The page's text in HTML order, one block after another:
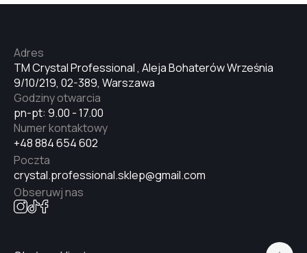
№6
№5
TM Crystal Professional , Aleja Bohaterów Września
9/10/219, 02-389, Warszawa
Adres
pn-pt: 9.00 - 17.00
Godziny otwarcia
+48 884 654 602
Numer kontaktowy
crystal.professional.sklep@gmail.com
Poczta
Obseruwj nas